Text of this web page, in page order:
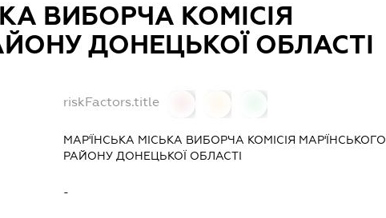
ВИБОРЧА КОМІСІЯ
ДОНЕЦЬКОЇ ОБЛАСТІ
riskFactors.title
МАР'ЇНСЬКА МІСЬКА ВИБОРЧА КОМІСІЯ МАР'ЇНСЬКОГО
РАЙОНУ ДОНЕЦЬКОЇ ОБЛАСТІ
-